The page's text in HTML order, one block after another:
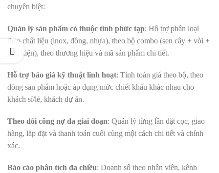
chuyên biệt:
Quản lý sản phẩm có thuộc tính phức tạp: Hỗ trợ phân loại
theo chất liệu (inox, đồng, nhựa), theo bộ combo (sen cây + vòi +
phụ kiện), theo thương hiệu và mã sản phẩm chi tiết.
Hỗ trợ báo giá kỹ thuật linh hoạt: Tính toán giá theo bộ, theo
dòng sản phẩm hoặc áp dụng mức chiết khấu khác nhau cho
khách sỉ/lẻ, khách dự án.
Theo dõi công nợ đa giai đoạn: Quản lý từng lần đặt cọc, giao
hàng, lắp đặt và thanh toán cuối cùng một cách chi tiết và chính
xác.
Báo cáo phân tích đa chiều: Doanh số theo nhân viên, kênh